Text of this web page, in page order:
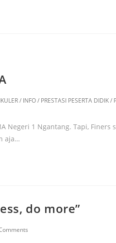
/ INFO/ PRESTASI PESERTA DIDIK/
Negeri 1 Ngantang. Tapi,
aja…
do more”